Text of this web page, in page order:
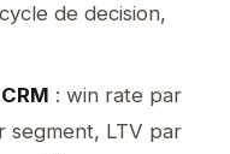
de decision,
: win rate par
segment, LTV par